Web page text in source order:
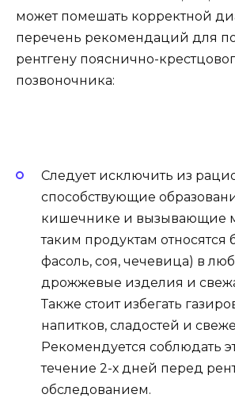
может помешать корректной
перечень рекомендаций для
рентгену пояснично-
позвоночника:
Следует исключить из
способствующие
кишечнике и вызывающие
таким продуктам относятся
фасоль, соя, чечевица) в
дрожжевые изделия и
Также стоит избегать
напитков, сладостей и
Рекомендуется соблюдать
течение 2-х дней перед
обследованием.